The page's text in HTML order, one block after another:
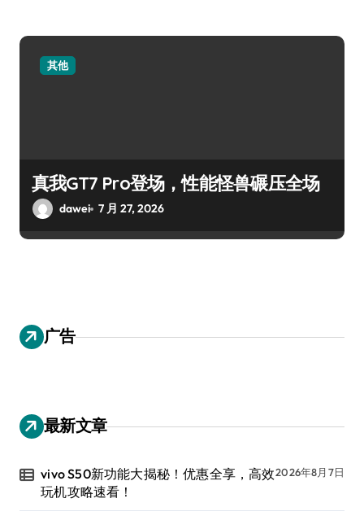
其他
真我GT7 Pro登场，性能怪兽碾压全场
dawei 7 月 27, 2026
广告
最新文章
vivo S50新功能大揭秘！优惠全享，高效
玩机攻略速看！
2026年8月7日